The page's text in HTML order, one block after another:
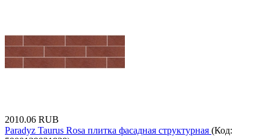
2010.06 RUB
Paradyz Taurus Rosa плитка фасадная структурная (Код: